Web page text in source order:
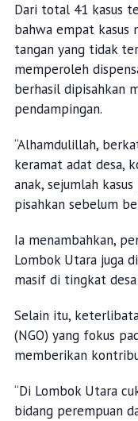
Dari total 41 kasus
bahwa empat kasus
tangan yang tidak
memperoleh
berhasil dipisahkan
pendampingan.
“Alhamdulillah,
keramat adat desa,
anak, sejumlah
pisahkan sebelum
Ia menambahkan,
Lombok Utara juga
masif di tingkat
Selain itu,
(NGO) yang fokus
memberikan
“Di Lombok Utara
bidang perempuan